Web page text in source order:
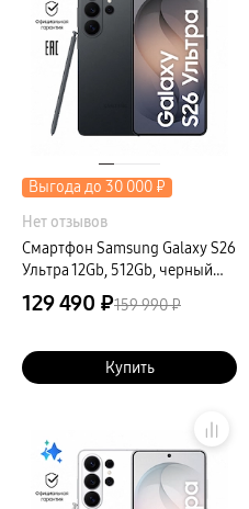
пвз
сплит
Выгода до 30 000 ₽
Нет отзывов
Смартфон Samsung Galaxy S26
Ультра 12Gb, 512Gb, черный
(РСТ)
129 490 ₽159 990 ₽
Купить